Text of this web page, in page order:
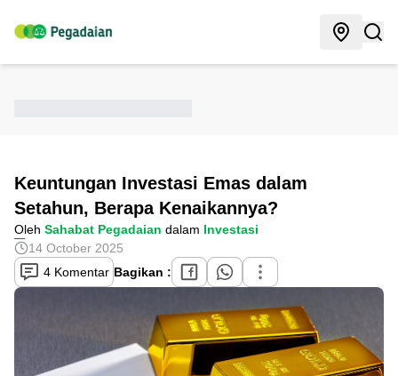
Keuntungan Investasi Emas dalam
Setahun, Berapa Kenaikannya?
Oleh Sahabat Pegadaian dalam Investasi
14 October 2025
4 Komentar Bagikan :